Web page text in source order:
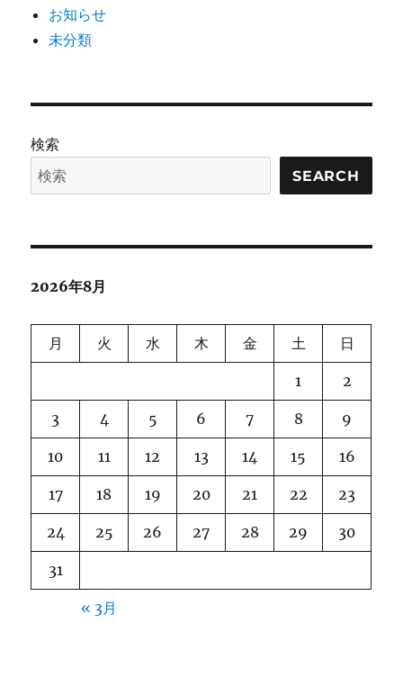
お知らせ
未分類
検索
SEARCH
2026年8月
月 火 水 木 金 土 日
1 2
3 4 5 6 7 8 9
10 11 12 13 14 15 16
17 18 19 20 21 22 23
24 25 26 27 28 29 30
31
« 3月